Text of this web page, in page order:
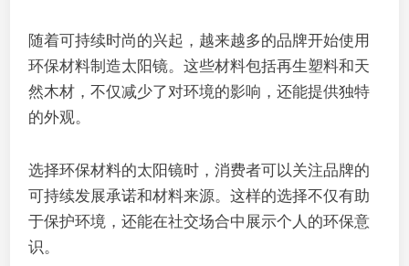
随着可持续时尚的兴起，越来越多的品牌开始使用
环保材料制造太阳镜。这些材料包括再生塑料和天
然木材，不仅减少了对环境的影响，还能提供独特
的外观。
选择环保材料的太阳镜时，消费者可以关注品牌的
可持续发展承诺和材料来源。这样的选择不仅有助
于保护环境，还能在社交场合中展示个人的环保意
识。